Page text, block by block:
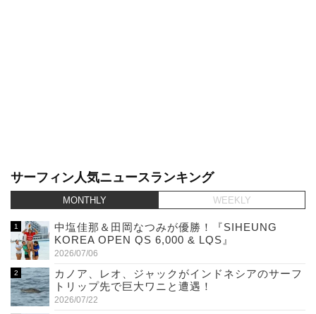
サーフィン人気ニュースランキング
MONTHLY WEEKLY
中塩佳那＆田岡なつみが優勝！『SIHEUNG
KOREA OPEN QS 6,000 & LQS』
2026/07/06
カノア、レオ、ジャックがインドネシアのサーフ
トリップ先で巨大ワニと遭遇！
2026/07/22